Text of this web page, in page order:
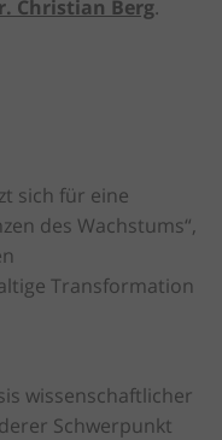
Christian Berg.
sich für eine
des Wachstums“,
Transformation
wissenschaftlicher
Schwerpunkt